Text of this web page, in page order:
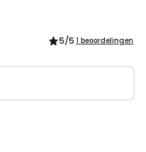
5/5 1 beoordelingen